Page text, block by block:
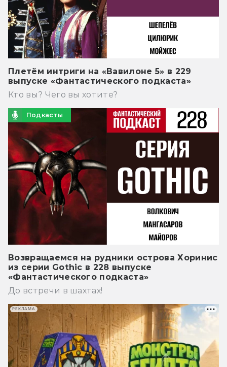
Плетём интриги на «Вавилоне 5» в 229
выпуске «Фантастического подкаста»
Кто вы? Чего вы хотите?
Подкасты
Возвращаемся на рудники острова Хоринис
из серии Gothic в 228 выпуске
«Фантастического подкаста»
До встречи в шахтах!
РЕКЛАМА